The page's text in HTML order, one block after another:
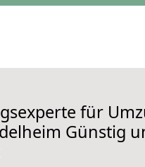
für
Günstig